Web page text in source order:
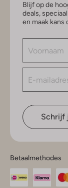
Blijf op de
deals,
en maak kans
Schrijf
Betaalmethodes